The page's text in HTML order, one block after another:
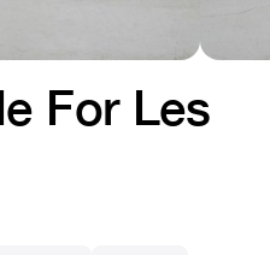
For Les